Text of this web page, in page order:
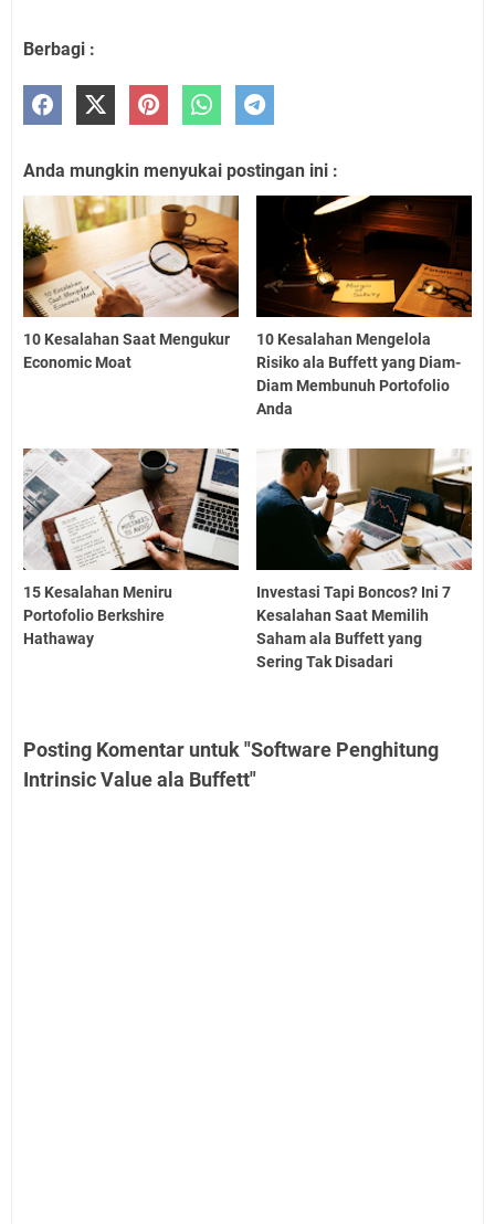
Berbagi :
Anda mungkin menyukai postingan ini :
10 Kesalahan Saat Mengukur
Economic Moat
10 Kesalahan Mengelola
Risiko ala Buffett yang Diam-
Diam Membunuh Portofolio
Anda
15 Kesalahan Meniru
Portofolio Berkshire
Hathaway
Investasi Tapi Boncos? Ini 7
Kesalahan Saat Memilih
Saham ala Buffett yang
Sering Tak Disadari
Posting Komentar untuk "Software Penghitung
Intrinsic Value ala Buffett"